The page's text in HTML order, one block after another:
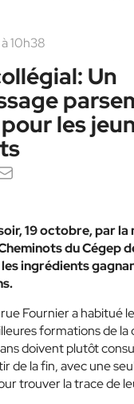
10h38
Un
les
19 octobre, par la
du Cégep
ingrédients
Fournier a habitué
formations de la
doivent plutôt
de la fin, avec une
trouver la trace de